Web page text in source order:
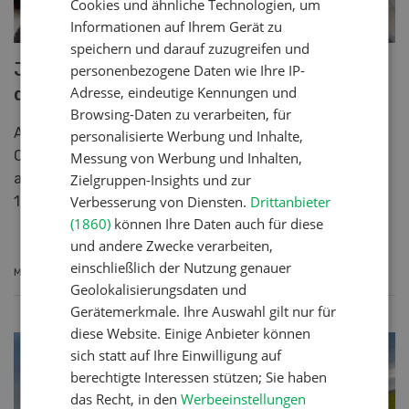
Joskin Pro Days: die 20. Ausgabe wird
digital
Aufgrund des Coronavirus passt Joskin die
Organisation seiner traditionellen Tage der offenenTür
an. Die 20. Ausgabe der Veranstaltung wird daher zu
100 % virtuell sein.
MEHR ERFAHREN
Cookies und ähnliche Technologien, um
Informationen auf Ihrem Gerät zu
speichern und darauf zuzugreifen und
personenbezogene Daten wie Ihre IP-
Adresse, eindeutige Kennungen und
Browsing-Daten zu verarbeiten, für
personalisierte Werbung und Inhalte,
Messung von Werbung und Inhalten,
Zielgruppen-Insights und zur
Verbesserung von Diensten. Drittanbieter
(1860) können Ihre Daten auch für diese
und andere Zwecke verarbeiten,
einschließlich der Nutzung genauer
Geolokalisierungsdaten und
Gerätemerkmale. Ihre Auswahl gilt nur für
diese Website. Einige Anbieter können
sich statt auf Ihre Einwilligung auf
berechtigte Interessen stützen; Sie haben
das Recht, in denWerbeeinstellungen